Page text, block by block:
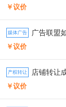
￥议价
媒体广告 广告联盟
￥议价
产权转让 店铺转让
￥议价